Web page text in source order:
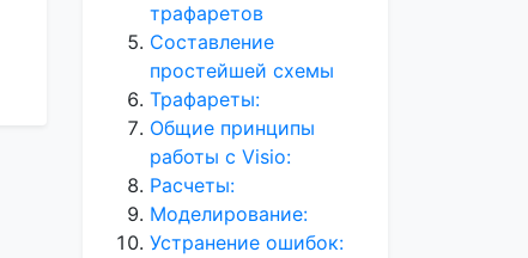
трафаретов
Составление
простейшей схемы
Трафареты:
Общие принципы
работы с Visio:
Расчеты:
Моделирование:
Устранение ошибок: